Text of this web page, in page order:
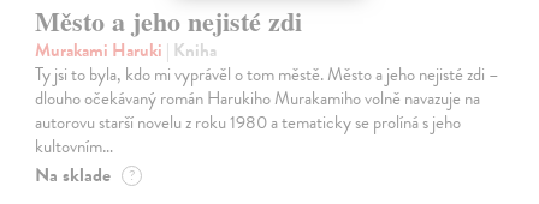
Město a jeho nejisté zdi
Murakami Haruki | Kniha
Ty jsi to byla, kdo mi vyprávěl o tom městě. Město a jeho nejisté zdi –
dlouho očekávaný román Harukiho Murakamiho volně navazuje na
autorovu starší novelu z roku 1980 a tematicky se prolíná s jeho
kultovním…
Na sklade ?